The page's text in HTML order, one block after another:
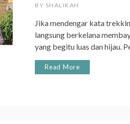
BY SHALIKAH
Jika mendengar kata
langsung berkelana
yang begitu luas dan hijau.
Read More